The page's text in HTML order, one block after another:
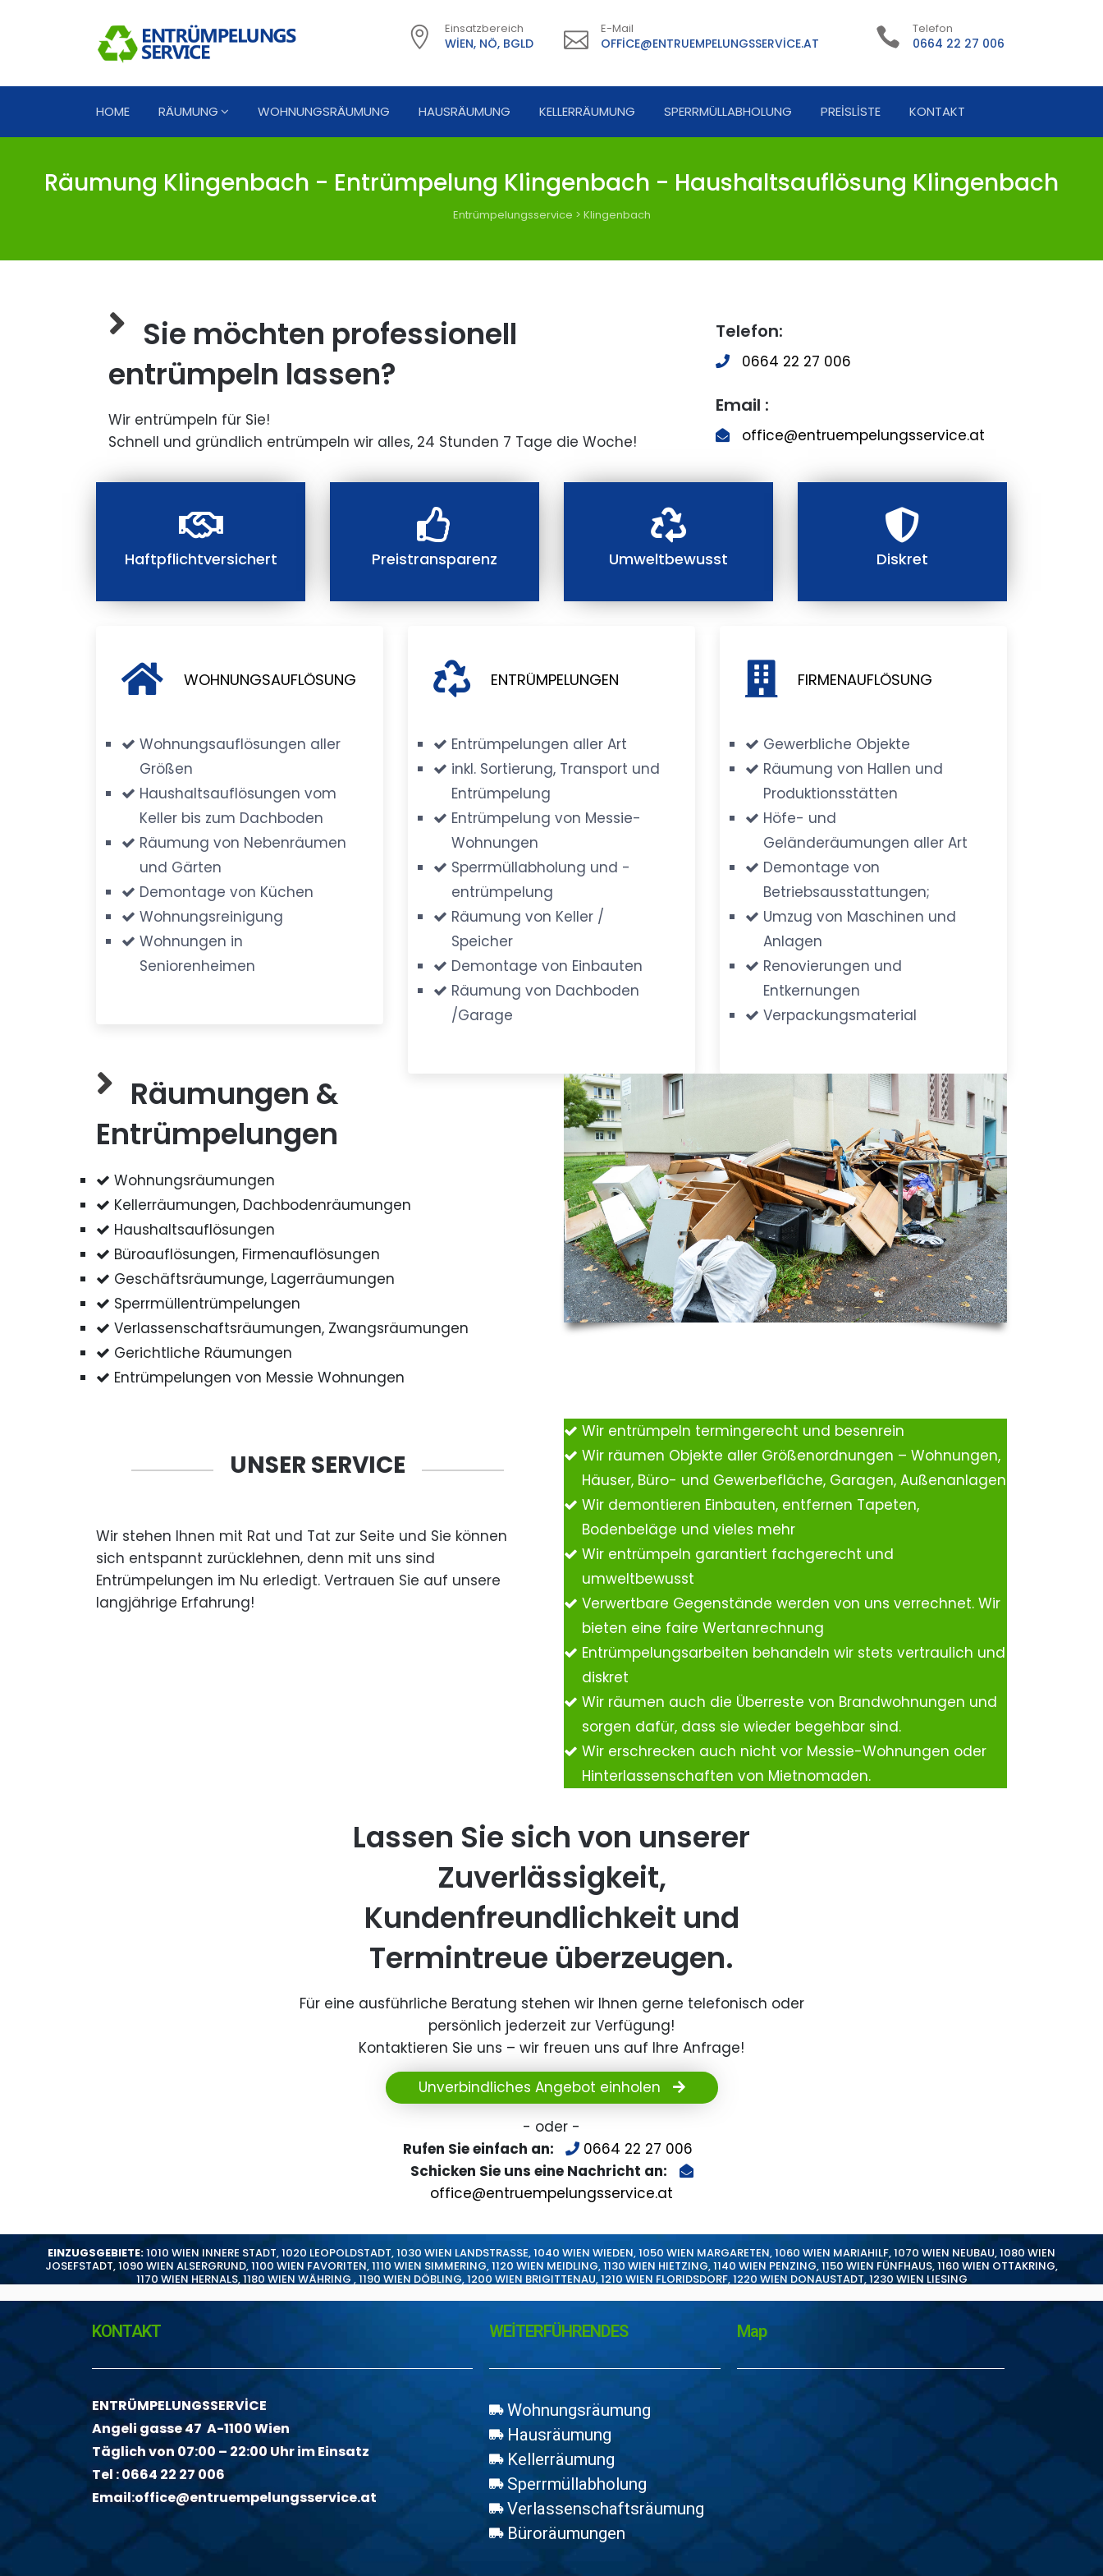
Einsatzbereich
WIEN, NÖ, BGLD
E-Mail
OFFICE@ENTRUEMPELUNGSSERVICE.AT
Telefon
0664 22 27 006
HOME RÄUMUNG WOHNUNGSRÄUMUNG HAUSRÄUMUNG KELLERRÄUMUNG SPERRMÜLLABHOLUNG PREISLISTE KONTAKT
Räumung Klingenbach - Entrümpelung Klingenbach - Haushaltsauflösung Klingenbach
Entrümpelungsservice > Klingenbach
Sie möchten professionell
entrümpeln lassen?
Wir entrümpeln für Sie!
Schnell und gründlich entrümpeln wir alles, 24 Stunden 7 Tage die Woche!
Telefon:
0664 22 27 006
Email :
office@entruempelungsservice.at
Haftpflichtversichert Preistransparenz Umweltbewusst Diskret
WOHNUNGSAUFLÖSUNG
Wohnungsauflösungen aller
Größen
Haushaltsauflösungen vom
Keller bis zum Dachboden
Räumung von Nebenräumen
und Gärten
Demontage von Küchen
Wohnungsreinigung
Wohnungen in
Seniorenheimen
ENTRÜMPELUNGEN
Entrümpelungen aller Art
inkl. Sortierung, Transport und
Entrümpelung
Entrümpelung von Messie-
Wohnungen
Sperrmüllabholung und -
entrümpelung
Räumung von Keller /
Speicher
Demontage von Einbauten
Räumung von Dachboden
/Garage
FIRMENAUFLÖSUNG
Gewerbliche Objekte
Räumung von Hallen und
Produktionsstätten
Höfe- und
Geländeräumungen aller Art
Demontage von
Betriebsausstattungen;
Umzug von Maschinen und
Anlagen
Renovierungen und
Entkernungen
Verpackungsmaterial
Räumungen &
Entrümpelungen
Wohnungsräumungen
Kellerräumungen, Dachbodenräumungen
Haushaltsauflösungen
Büroauflösungen, Firmenauflösungen
Geschäftsräumunge, Lagerräumungen
Sperrmüllentrümpelungen
Verlassenschaftsräumungen, Zwangsräumungen
Gerichtliche Räumungen
Entrümpelungen von Messie Wohnungen
UNSER SERVICE
Wir stehen Ihnen mit Rat und Tat zur Seite und Sie können
sich entspannt zurücklehnen, denn mit uns sind
Entrümpelungen im Nu erledigt. Vertrauen Sie auf unsere
langjährige Erfahrung!
Wir entrümpeln termingerecht und besenrein
Wir räumen Objekte aller Größenordnungen – Wohnungen,
Häuser, Büro- und Gewerbefläche, Garagen, Außenanlagen
Wir demontieren Einbauten, entfernen Tapeten,
Bodenbeläge und vieles mehr
Wir entrümpeln garantiert fachgerecht und
umweltbewusst
Verwertbare Gegenstände werden von uns verrechnet. Wir
bieten eine faire Wertanrechnung
Entrümpelungsarbeiten behandeln wir stets vertraulich und
diskret
Wir räumen auch die Überreste von Brandwohnungen und
sorgen dafür, dass sie wieder begehbar sind.
Wir erschrecken auch nicht vor Messie-Wohnungen oder
Hinterlassenschaften von Mietnomaden.
Lassen Sie sich von unserer
Zuverlässigkeit,
Kundenfreundlichkeit und
Termintreue überzeugen.
Für eine ausführliche Beratung stehen wir Ihnen gerne telefonisch oder
persönlich jederzeit zur Verfügung!
Kontaktieren Sie uns – wir freuen uns auf Ihre Anfrage!
Unverbindliches Angebot einholen
- oder -
Rufen Sie einfach an:
0664 22 27 006
Schicken Sie uns eine Nachricht an:
office@entruempelungsservice.at
EINZUGSGEBIETE:1010 WIEN INNERE STADT,1020 LEOPOLDSTADT,1030 WIEN LANDSTRASSE,1040 WIEN WIEDEN,1050 WIEN MARGARETEN,1060 WIEN MARIAHILF,1070 WIEN NEUBAU,1080 WIEN
JOSEFSTADT,1090 WIEN ALSERGRUND,1100 WIEN FAVORITEN,1110 WIEN SIMMERING,1120 WIEN MEIDLING,1130 WIEN HIETZING,1140 WIEN PENZING,1150 WIEN FÜNFHAUS,1160 WIEN OTTAKRING,
1170 WIEN HERNALS,1180 WIEN WÄHRING ,1190 WIEN DÖBLING,1200 WIEN BRIGITTENAU,1210 WIEN FLORIDSDORF,1220 WIEN DONAUSTADT,1230 WIEN LIESING
KONTAKT
ENTRÜMPELUNGSSERVİCE
Angeli gasse 47 A-1100 Wien
Täglich von 07:00 – 22:00 Uhr im Einsatz
Tel :0664 22 27 006
Email:office@entruempelungsservice.at
WEİTERFÜHRENDES
Wohnungsräumung
Hausräumung
Kellerräumung
Sperrmüllabholung
Verlassenschaftsräumung
Büroräumungen
Map